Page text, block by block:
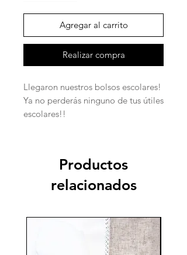
Agregar al carrito
Realizar compra
Llegaron nuestros bolsos escolares!
Ya no perderás ninguno de tus útiles
escolares!!
Productos
relacionados